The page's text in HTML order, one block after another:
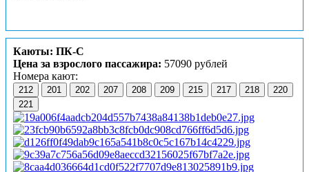
Каюты: ПК-С
Цена за взрослого пассажира: 57090 рублей
Номера кают:
212 201 202 207 208 209 215 217 218
220
221